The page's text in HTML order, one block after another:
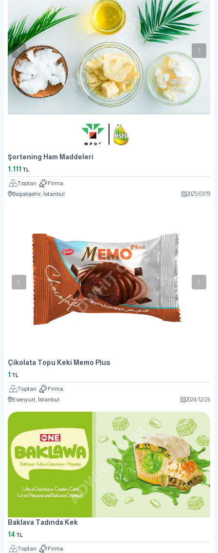
Şortening Ham Maddeleri
1.111 TL
Toptan
Firma
Başakşehir, İstanbul
2025/03/19
Çikolata Topu Keki Memo Plus
1 TL
Toptan
Firma
Esenyurt, İstanbul
2024/12/26
Baklava Tadında Kek
14 TL
Toptan Firma